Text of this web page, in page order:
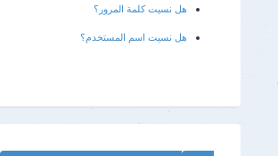
هل نسيت كلمة المرور؟
هل نسيت اسم المستخدم؟